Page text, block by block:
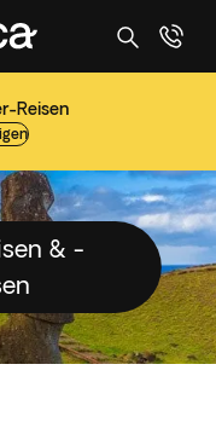
Reisen
& -